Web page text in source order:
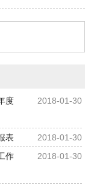
2018-01-30
度
2018-01-30
表
2018-01-30
作